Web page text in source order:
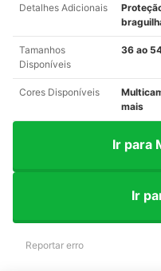
Detalhes Adicionais
Tamanhos
Disponíveis
36 ao
Cores Disponíveis
mais
Ir para
Ir
Reportar erro